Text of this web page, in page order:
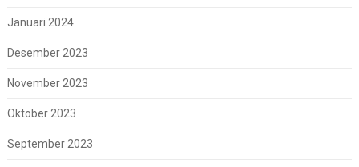
Januari 2024
Desember 2023
November 2023
Oktober 2023
September 2023